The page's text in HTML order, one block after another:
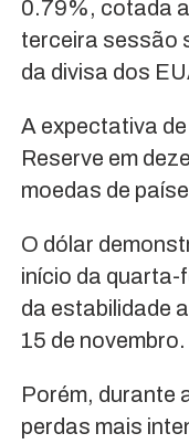
0.79%, cotada
terceira sessão
da divisa dos
A expectativa
Reserve em
moedas de
O dólar
início da quarta-
da estabilidade
15 de novembro.
Porém, durante
perdas mais